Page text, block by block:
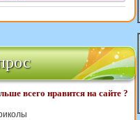
всего нравится на сайте ?